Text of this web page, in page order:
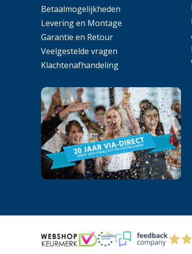
Betaalmogelijkheden
Levering en Montage
Garantie en Retour
Veelgestelde vragen
Klachtenafhandeling